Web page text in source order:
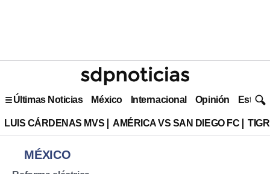
Últimas Noticias México Internacional Opinión Estilo
LUIS CÁRDENAS MVS AMÉRICA VS SAN DIEGO FC
MÉXICO